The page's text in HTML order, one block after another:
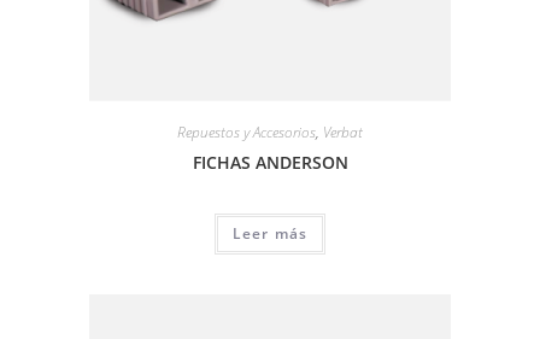
Repuestos y Accesorios, Verbat
FICHAS ANDERSON
Leer más